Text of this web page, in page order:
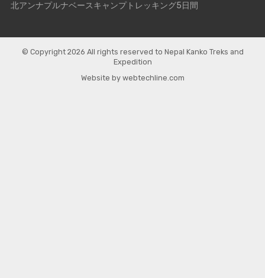
北アンナプルナベースキャンプトレッキング5日間
© Copyright 2026 All rights reserved to Nepal Kanko Treks and
Expedition
Website by webtechline.com